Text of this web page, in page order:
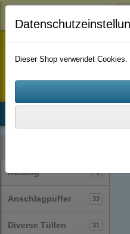
Katalog 1
Anschlagpuffer 33
Diverse Tüllen 31
Dieser Shop verwendet